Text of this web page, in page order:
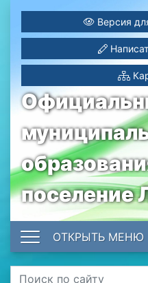
поселение
Версия
ОТКРЫТЬ МЕНЮ